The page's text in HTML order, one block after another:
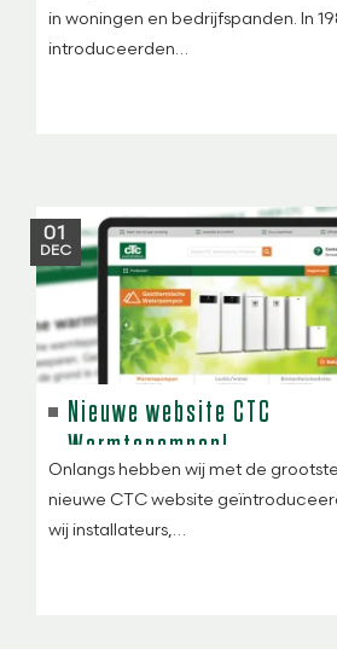
in woningen en bedrijfspanden. In
introduceerden…
01
DEC
Nieuwe website CTC
Warmtepompen!
Onlangs hebben wij met de
nieuwe CTC website
wij installateurs,…